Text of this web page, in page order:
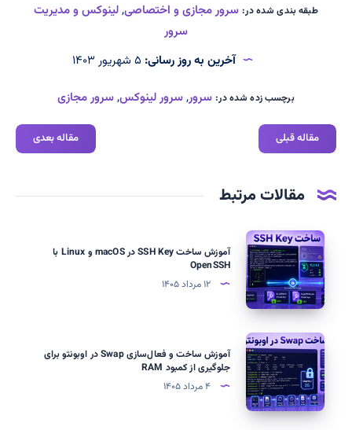
طبقه بندی شده در: سرور مجازی و اختصاصی,لینوکس و مدیریت
سرور
آخرین به روز رسانی:
برچسب زده شده در: سرور,سرور لینوکس,سرور مجازی
مقاله قبلی مقاله بعدی
مقالات مرتبط
آموزش
ساخت
SSH
Key
در
macOS
و
Linux
با
OpenSSH
آموزش ساخت SSH Key در macOS و Linux با
OpenSSH
۱۲ مرداد ۱۴۰۵
آموزش
ساخت
و
فعال‌سازی
Swap
آموزش ساخت و فعال‌سازی Swap در اوبونتو برای
جلوگیری از کمبود RAM
۴ مرداد ۱۴۰۵